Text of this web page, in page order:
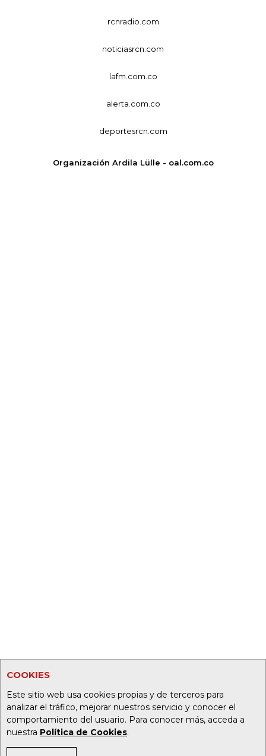
COOKIES
Este sitio web usa cookies propias y de terceros para
analizar el tráfico, mejorar nuestros servicio y conocer el
comportamiento del usuario. Para conocer más, acceda a
nuestra Política de Cookies.
rcnradio.com
noticiasrcn.com
lafm.com.co
alerta.com.co
deportesrcn.com
Organización Ardila Lülle - oal.com.co